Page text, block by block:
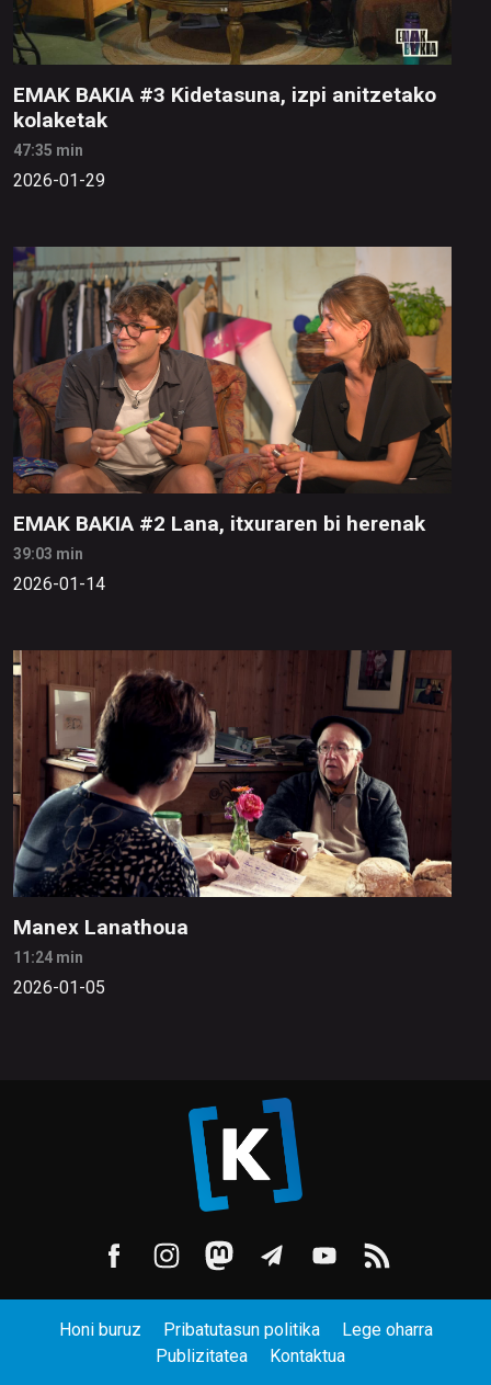
EMAK BAKIA #3 Kidetasuna, izpi anitzetako
kolaketak
47:35 min
2026-01-29
EMAK BAKIA #2 Lana, itxuraren bi herenak
39:03 min
2026-01-14
Manex Lanathoua
11:24 min
2026-01-05
Honi buruz Pribatutasun politika
Lege oharra
Publizitatea
Kontaktua